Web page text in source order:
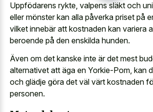
Uppfödarens rykte, valpens släkt och
eller mönster kan alla påverka priset på
vilket innebär att kostnaden kan variera
beroende på den enskilda hunden.
Även om det kanske inte är det mest
alternativet att äga en Yorkie-Pom, kan
och glädje göra det väl värt kostnaden
personen.